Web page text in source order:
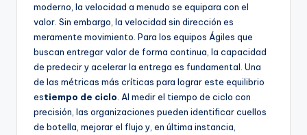
S
o
w
moderno, la velocidad a menudo se equipara con el
valor. Sin embargo, la velocidad sin dirección es
meramente movimiento. Para los equipos Ágiles que
buscan entregar valor de forma continua, la capacidad
de predecir y acelerar la entrega es fundamental. Una
de las métricas más críticas para lograr este equilibrio
estiempo de ciclo . Al medir el tiempo de ciclo con
precisión, las organizaciones pueden identificar cuellos
de botella, mejorar el flujo y, en última instancia,